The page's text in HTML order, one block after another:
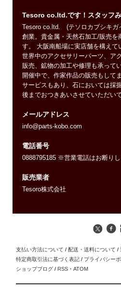
Tesoro co.ltd.です！スタッフ
Tesoro co.ltd. (テソロカブシキガ
創業。貴金属・天然石加工/販売を
す。 大阪南船場に実店舗を構えて
世界中のアクセサリーパーツ、ア
販売、鉱物の加工や修理も承って
開催中で、作家作品の販売もして
サービスもあり、石においては採
後までおつきあいさせていただい
メールアドレス
info@parts-kobo.com
電話番号
0888795185 ※営業電話はお断りし
販売業者
Tesoro株式会社
支払い方法について / 配送・送料について /
特定商取引法に基づく表記 / プライバシー
ショップブログ / RSS ・ATOM